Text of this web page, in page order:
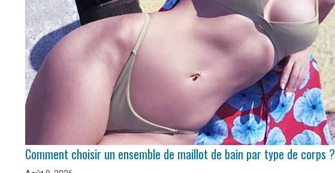
Comment choisir un ensemble de maillot de bain par type de corps ?